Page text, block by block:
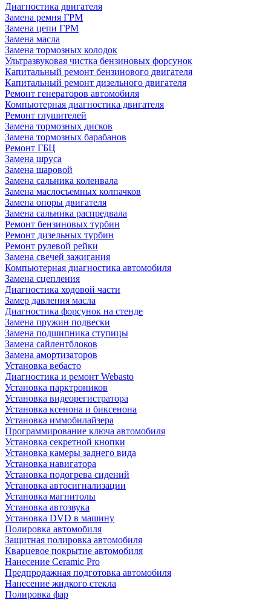
Диагностика двигателя
Замена ремня ГРМ
Замена цепи ГРМ
Замена масла
Замена тормозных колодок
Ультразвуковая чистка бензиновых форсунок
Капитальный ремонт бензинового двигателя
Капитальный ремонт дизельного двигателя
Ремонт генераторов автомобиля
Компьютерная диагностика двигателя
Ремонт глушителей
Замена тормозных дисков
Замена тормозных барабанов
Ремонт ГБЦ
Замена шруса
Замена шаровой
Замена сальника коленвала
Замена маслосъемных колпачков
Замена опоры двигателя
Замена сальника распредвала
Ремонт бензиновых турбин
Ремонт дизельных турбин
Ремонт рулевой рейки
Замена свечей зажигания
Компьютерная диагностика автомобиля
Замена сцепления
Диагностика ходовой части
Замер давления масла
Диагностика форсунок на стенде
Замена пружин подвески
Замена подшипника ступицы
Замена сайлентблоков
Замена амортизаторов
Установка вебасто
Диагностика и ремонт Webasto
Установка парктроников
Установка видеорегистратора
Установка ксенона и биксенона
Установка иммобилайзера
Программирование ключа автомобиля
Установка секретной кнопки
Установка камеры заднего вида
Установка навигатора
Установка подогрева сидений
Установка автосигнализации
Установка магнитолы
Установка автозвука
Установка DVD в машину
Полировка автомобиля
Защитная полировка автомобиля
Кварцевое покрытие автомобиля
Нанесение Ceramic Pro
Предпродажная подготовка автомобиля
Нанесение жидкого стекла
Полировка фар